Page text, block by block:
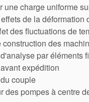
charge uniforme
de la déformation
des fluctuations de
des
par éléments
expédition
couple
pompes à centre